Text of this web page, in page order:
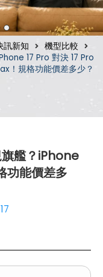
訊新知
機型比較
17 Pro 對決 17 Pro
！規格功能價差多少？
旗艦？iPhone
功能價差多